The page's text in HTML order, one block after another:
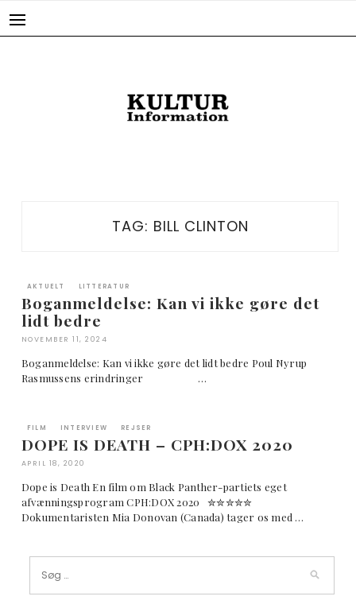
TAG: BILL CLINTON
AKTUELT LITTERATUR
Boganmeldelse: Kan vi ikke gøre det
lidt bedre
NOVEMBER 11, 2024
Boganmeldelse: Kan vi ikke gøre det lidt bedre Poul Nyrup
Rasmussens erindringer …
FILM INTERVIEW REJSER
DOPE IS DEATH – CPH:DOX 2020
APRIL 18, 2020
Dope is Death En film om Black Panther-partiets eget
afvænningsprogram CPH:DOX 2020 ✮✮✮✮✮
Dokumentaristen Mia Donovan (Canada) tager os med …